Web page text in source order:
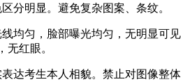
分明显。避免复杂图案、条纹。
线均匀，脸部曝光均匀，无明显可见
无红眼。
表达考生本人相貌。禁止对图像整体